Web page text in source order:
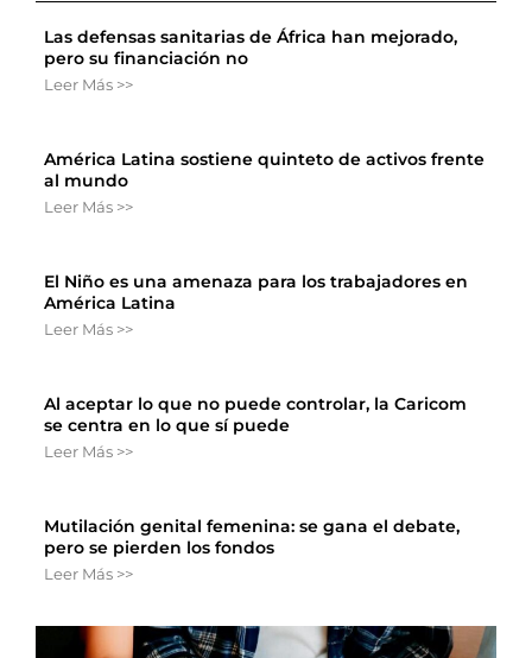
Las defensas sanitarias de África han mejorado,
pero su financiación no
Leer Más >>
América Latina sostiene quinteto de activos frente
al mundo
Leer Más >>
El Niño es una amenaza para los trabajadores en
América Latina
Leer Más >>
Al aceptar lo que no puede controlar, la Caricom
se centra en lo que sí puede
Leer Más >>
Mutilación genital femenina: se gana el debate,
pero se pierden los fondos
Leer Más >>